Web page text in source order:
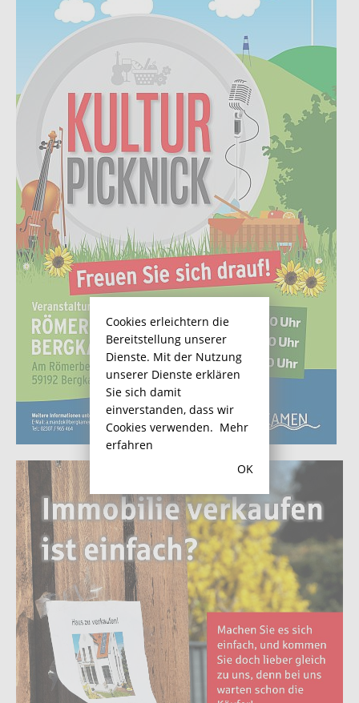
Cookies erleichtern die
Bereitstellung unserer
Dienste. Mit der Nutzung
unserer Dienste erklären
Sie sich damit
einverstanden, dass wir
Cookies verwenden. Mehr
erfahren
OK